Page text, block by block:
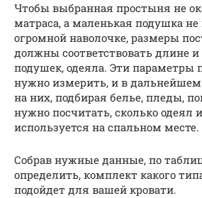
Чтобы выбранная простыня не
матраса, а маленькая подушка не
огромной наволочке, размеры
должны соответствовать длине
подушек, одеяла. Эти параметры
нужно измерить, и в дальнейшем
на них, подбирая белье, пледы,
нужно посчитать, сколько одеял
используется на спальном месте.
Собрав нужные данные, по
определить, комплект какого
подойдет для вашей кровати.